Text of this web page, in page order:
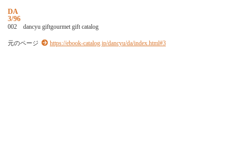
DA
3/96
002 dancyu giftgourmet gift catalog
元のページ https://ebook-catalog.jp/dancyu/da/index.html#3